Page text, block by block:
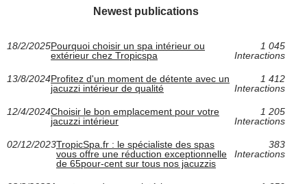
Newest publications
18/2/2025Pourquoi choisir un spa intérieur ou
extérieur chez Tropicspa
1 045
Interactions
13/8/2024Profitez d'un moment de détente avec un
jacuzzi intérieur de qualité
1 412
Interactions
12/4/2024Choisir le bon emplacement pour votre
jacuzzi intérieur
1 205
Interactions
02/12/2023TropicSpa.fr : le spécialiste des spas
vous offre une réduction exceptionnelle
de 65pour-cent sur tous nos jacuzzis
383
Interactions